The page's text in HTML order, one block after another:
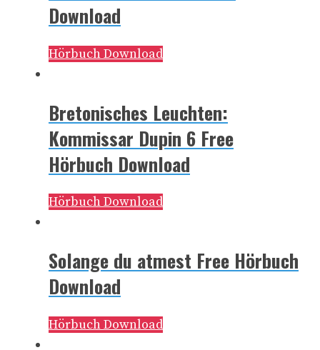
Download
Hörbuch Download
Bretonisches Leuchten:
Kommissar Dupin 6 Free
Hörbuch Download
Hörbuch Download
Solange du atmest Free Hörbuch
Download
Hörbuch Download